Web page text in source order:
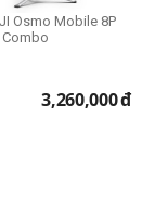
Osmo Mobile 8P
3,260,000đ